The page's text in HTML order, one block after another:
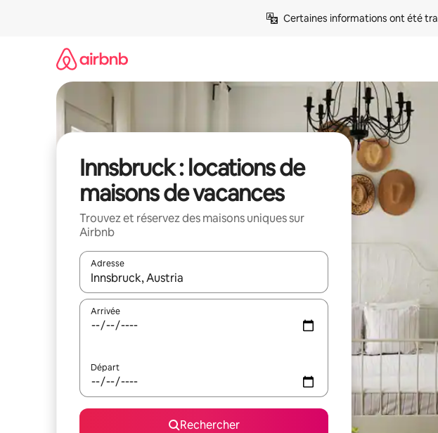
Certaines informations ont été
Innsbruck : locations de
maisons de vacances
Trouvez et réservez des maisons uniques sur
Airbnb
Adresse
Lorsque les résultats s'affichent, utilisez les flèches vers le haut et vers le
Arrivée
Départ
Rechercher